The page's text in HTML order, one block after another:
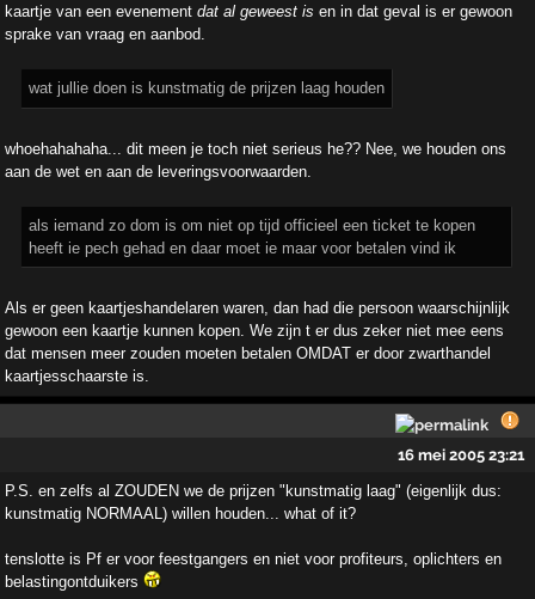
kaartje van een evenement dat al geweest is en in dat geval is er gewoon
sprake van vraag en aanbod.
wat jullie doen is kunstmatig de prijzen laag houden
whoehahahaha... dit meen je toch niet serieus he?? Nee, we houden ons
aan de wet en aan de leveringsvoorwaarden.
als iemand zo dom is om niet op tijd officieel een ticket te kopen
heeft ie pech gehad en daar moet ie maar voor betalen vind ik
Als er geen kaartjeshandelaren waren, dan had die persoon waarschijnlijk
gewoon een kaartje kunnen kopen. We zijn t er dus zeker niet mee eens
dat mensen meer zouden moeten betalen OMDAT er door zwarthandel
kaartjesschaarste is.
16 mei 2005 23:21
P.S. en zelfs al ZOUDEN we de prijzen "kunstmatig laag" (eigenlijk dus:
kunstmatig NORMAAL) willen houden... what of it?
tenslotte is Pf er voor feestgangers en niet voor profiteurs, oplichters en
belastingontduikers